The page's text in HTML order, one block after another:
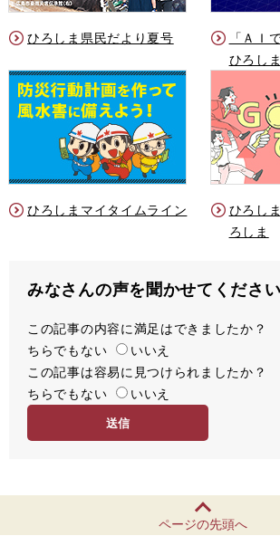
ひろしま県民だより夏号
「ＡＩ
ひろし
ひろしまマイタイムライン
ひろし
ろしま
みなさんの声を聞かせてください
満
足
度
この記事の内容に満足はできましたか？
ちらでもない
いいえ
容
易
この記事は容易に見つけられましたか？
ちらでもない
いいえ
ページの先頭へ